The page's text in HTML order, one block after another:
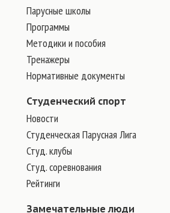
Парусные школы
Программы
Методики и пособия
Тренажеры
Нормативные документы
Студенческий спорт
Новости
Студенческая Парусная Лига
Студ. клубы
Студ. соревнования
Рейтинги
Замечательные люди